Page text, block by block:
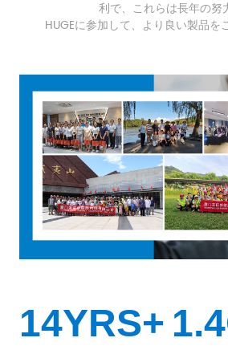
利で、これらは長年の努
HUGEに参加して、より良い製品を
14YRS+